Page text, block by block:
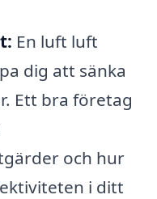
En luft luft
dig att sänka
Ett bra företag
och hur
i ditt